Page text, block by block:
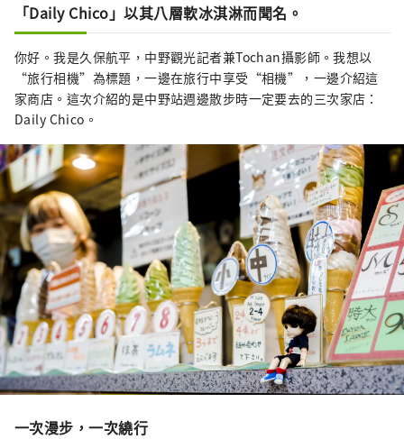
老式的人文氣息。這座城市的這種多樣性也與
這座城市的特徵有關，這座城市居住著來自約
120 個國家的約 17,000 人。
「Daily Chico」以其八層軟冰淇淋而聞名。
你好。我是久保航平，中野觀光記者兼Tochan攝影師。我想以
“旅行相機”為標題，一邊在旅行中享受“相機”，一邊介紹這
家商店。這次介紹的是中野站週邊散步時一定要去的三次家店：
Daily Chico。
一次漫步，一次繞行